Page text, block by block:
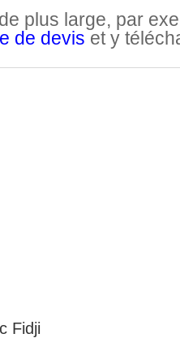
plus large, par
de devis et y
Fidji